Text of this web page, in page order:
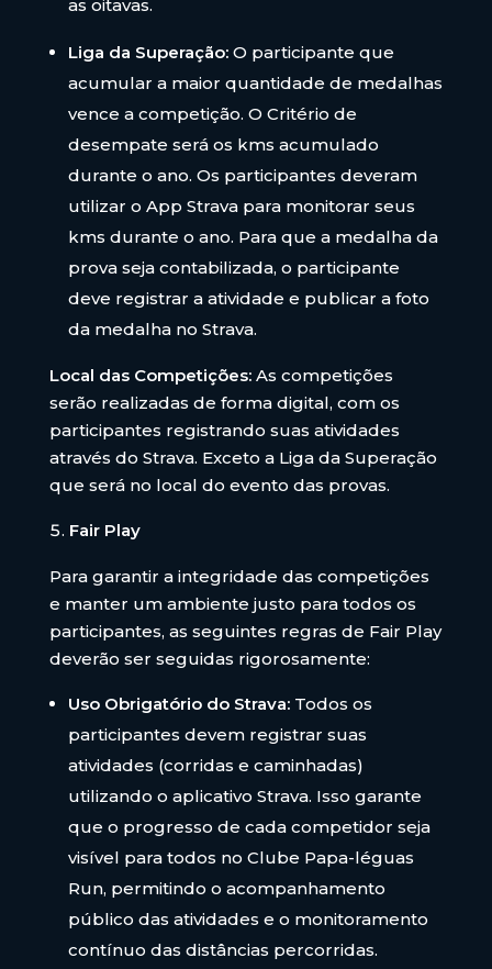
as oitavas.
Liga da Superação: O participante que
acumular a maior quantidade de medalhas
vence a competição. O Critério de
desempate será os kms acumulado
durante o ano. Os participantes deveram
utilizar o App Strava para monitorar seus
kms durante o ano. Para que a medalha da
prova seja contabilizada, o participante
deve registrar a atividade e publicar a foto
da medalha no Strava.
Local das Competições: As competições
serão realizadas de forma digital, com os
participantes registrando suas atividades
através do Strava. Exceto a Liga da Superação
que será no local do evento das provas.
Fair Play
Para garantir a integridade das competições
e manter um ambiente justo para todos os
participantes, as seguintes regras de Fair Play
deverão ser seguidas rigorosamente:
Uso Obrigatório do Strava: Todos os
participantes devem registrar suas
atividades (corridas e caminhadas)
utilizando o aplicativo Strava. Isso garante
que o progresso de cada competidor seja
visível para todos no Clube Papa-léguas
Run, permitindo o acompanhamento
público das atividades e o monitoramento
contínuo das distâncias percorridas.